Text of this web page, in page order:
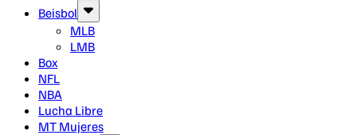
Beisbol
MLB
LMB
Box
NFL
NBA
Lucha Libre
MT Mujeres